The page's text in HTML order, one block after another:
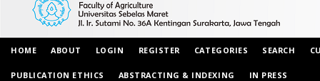
HOME ABOUT LOGIN REGISTER CATEGORIES SEARCH
PUBLICATION ETHICS ABSTRACTING & INDEXING IN PRESS